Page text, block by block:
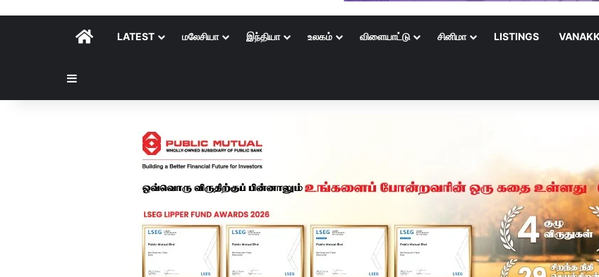
HOMELATEST மலேசியா இந்தியா உலகம் விளையாட்டு சினிமா LISTINGS